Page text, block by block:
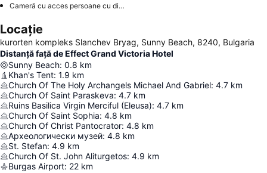
Cameră cu acces persoane cu dizabilități
Locație
kurorten kompleks Slanchev Bryag, Sunny Beach, 8240, Bulgaria
Distanță față de Effect Grand Victoria Hotel
Sunny Beach: 0.8 km
Khan's Tent: 1.9 km
Church Of The Holy Archangels Michael And Gabriel: 4.7 km
Church Of Saint Paraskeva: 4.7 km
Ruins Basilica Virgin Merciful (Eleusa): 4.7 km
Church Of Saint Sophia: 4.8 km
Church Of Christ Pantocrator: 4.8 km
Археологически музей: 4.8 km
St. Stefan: 4.9 km
Church Of St. John Aliturgetos: 4.9 km
Burgas Airport: 22 km